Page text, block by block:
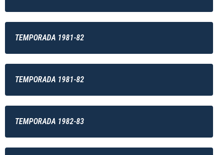
TEMPORADA 1981-82
TEMPORADA 1981-82
TEMPORADA 1982-83